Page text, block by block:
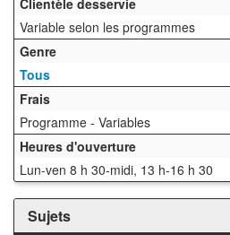
Clientèle desservie
Variable selon les programmes
Genre
Tous
Frais
Programme - Variables
Heures d'ouverture
Lun-ven 8 h 30-midi, 13 h-16 h 30
Sujets